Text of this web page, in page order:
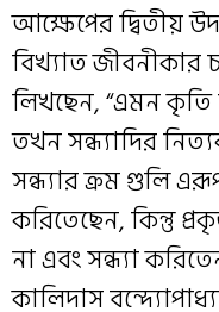
আক্ষেপের দ্বিতীয়
বিখ্যাত জীবনীকার
লিখছেন, “এমন কৃতি
তখন সন্ধ্যাদির
সন্ধ্যার ক্রম গুলি
করিতেছেন, কিন্তু
না এবং সন্ধ্যা
কালিদাস